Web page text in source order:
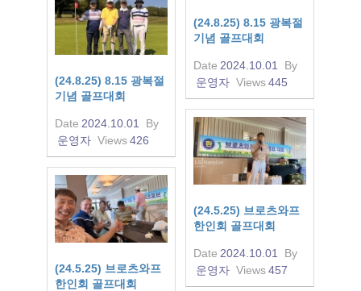
(24.8.25) 8.15 광복절
기념 골프대회
Date 2024.10.01
By
운영자 Views445
(24.8.25) 8.15 광복절
기념 골프대회
Date 2024.10.01
By
운영자 Views426
(24.5.25) 브로츠와프
한인회 골프대회
Date 2024.10.01
By
운영자 Views457
(24.5.25) 브로츠와프
한인회 골프대회